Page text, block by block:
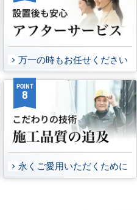
万一の時もお任せください
POINT
8
永くご愛用いただくために